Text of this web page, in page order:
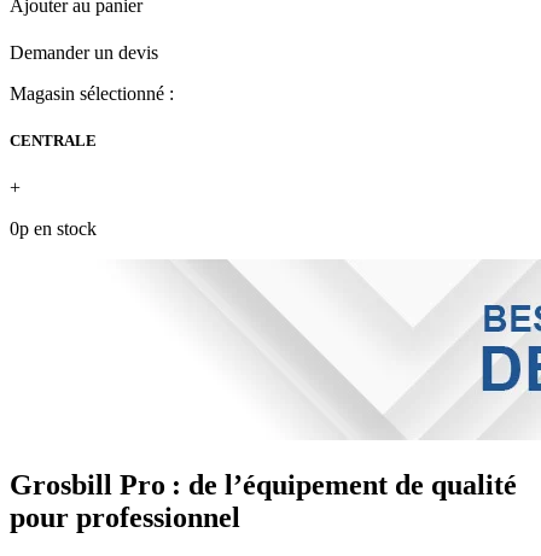
Ajouter au panier
Demander un devis
Magasin sélectionné :
CENTRALE
+
0p en stock
Grosbill Pro : de l’équipement de qualité
pour professionnel